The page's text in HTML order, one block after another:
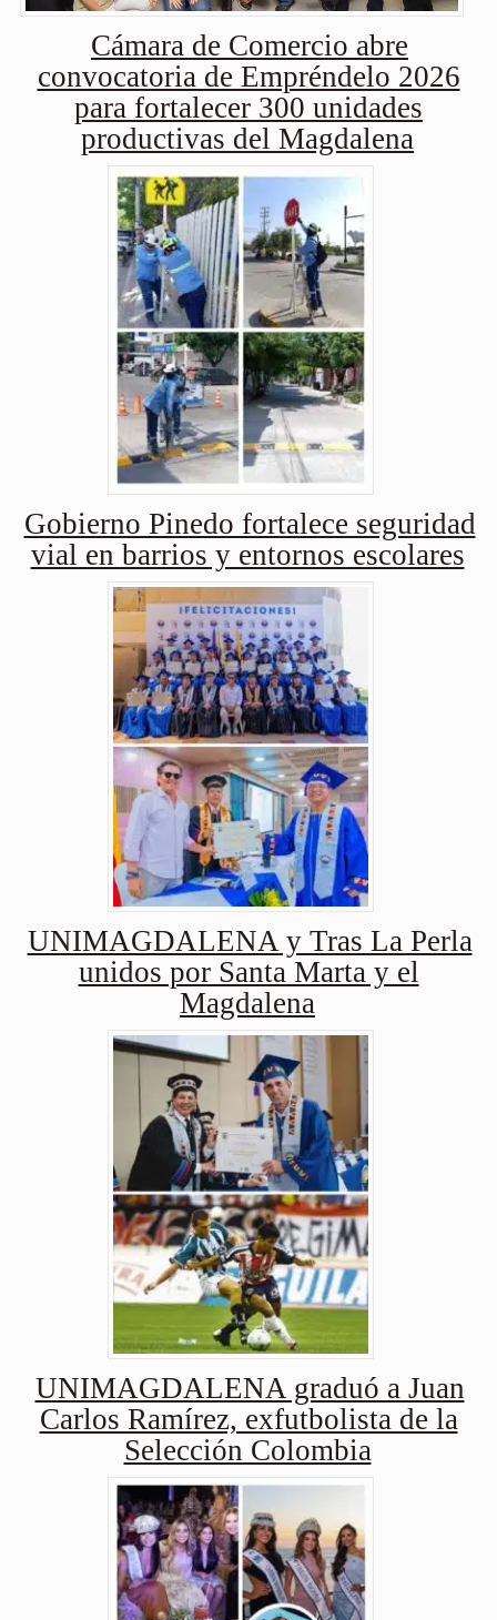
Cámara de Comercio abre
convocatoria de Empréndelo 2026
para fortalecer 300 unidades
productivas del Magdalena
Gobierno Pinedo fortalece seguridad
vial en barrios y entornos escolares
UNIMAGDALENA y Tras La Perla
unidos por Santa Marta y el
Magdalena
UNIMAGDALENA graduó a Juan
Carlos Ramírez, exfutbolista de la
Selección Colombia